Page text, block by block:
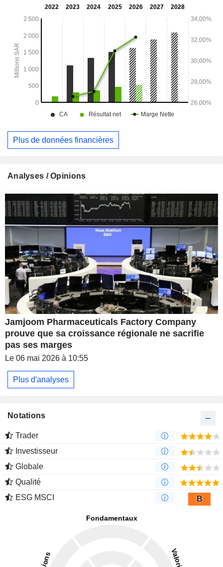
spécifiques liés à la santé. Les filiales de la société
Industries et Jamjoom Pharmaceutical Industry and
Commerce Company Limited. La société exploite également
environ 8 succursales.
Plus de données financières
Analyses / Opinions
Jamjoom Pharmaceuticals Factory Company
prouve que sa croissance régionale ne sacrifie
pas ses marges
Le 06 mai 2026 à 10:55
Plus d'analyses
Notations
Trader
Investisseur
Globale
Qualité
ESG MSCI
B